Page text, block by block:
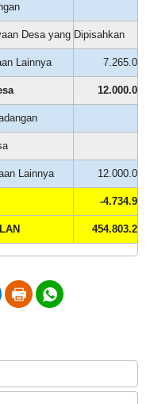
Desa yang Dipisahkan
Lainnya
Lainnya
-